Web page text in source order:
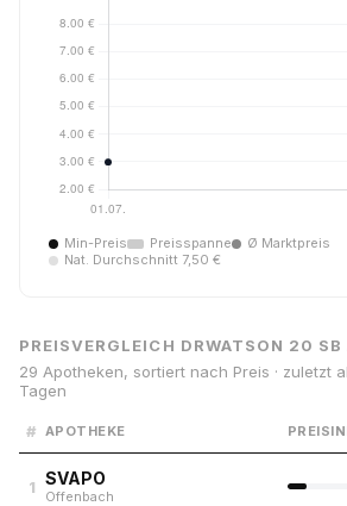
Min-Preis Preisspanne
Ø Marktpreis
Nat. Durchschnitt 7,50 €
PREISVERGLEICH DRWATSON 20 SB
29 Apotheken, sortiert nach Preis · zuletzt
Tagen
# APOTHEKE
1 SVAPO
Offenbach